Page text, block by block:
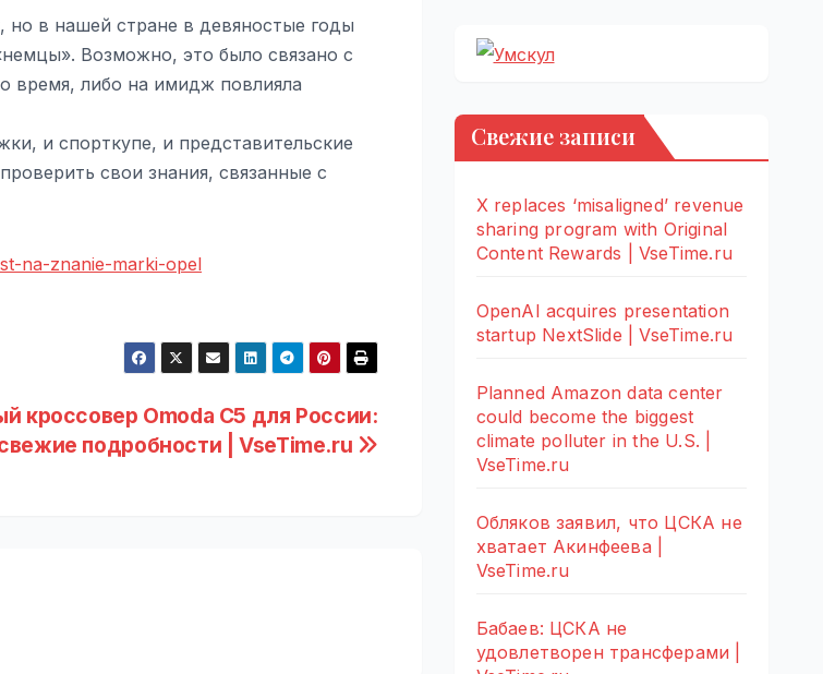
но в нашей стране в девяностые годы
Возможно, это было связано с
время, либо на имидж повлияла
и спорткупе, и представительские
свои знания, связанные с
na-znanie-marki-opel
кроссовер Omoda C5 для России:
подробности | VseTime.ru
Свежие записи
X replaces ‘misaligned’ revenue
sharing program with Original
Content Rewards | VseTime.ru
OpenAI acquires presentation
startup NextSlide | VseTime.ru
Planned Amazon data center
could become the biggest
climate polluter in the U.S. |
VseTime.ru
Обляков заявил, что ЦСКА не
хватает Акинфеева |
VseTime.ru
Бабаев: ЦСКА не
удовлетворен трансферами |